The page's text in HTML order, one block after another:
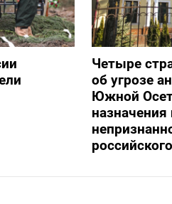
Четыре
об угрозе
Южной
назначения